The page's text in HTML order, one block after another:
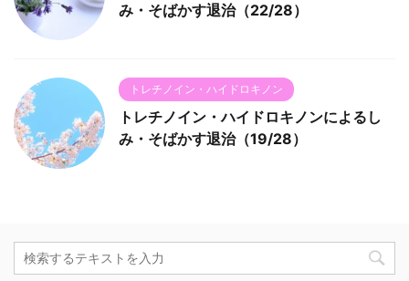
み・そばかす退治（22/28）
トレチノイン・ハイドロキノン
トレチノイン・ハイドロキノンによるし
み・そばかす退治（19/28）